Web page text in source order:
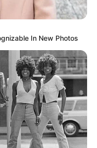
In New Photos